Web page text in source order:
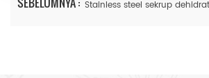
Stainless steel sekrup